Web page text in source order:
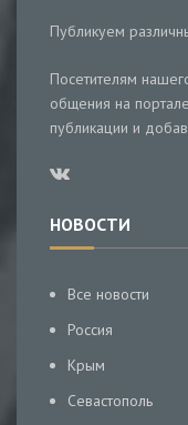
Публикуем
Посетителям
общения на
публикации и
НОВОСТИ
Все новости
Россия
Крым
Севастополь